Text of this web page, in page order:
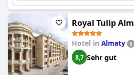
Royal Tulip
Hotel in Almaty
8,7 Sehr gut